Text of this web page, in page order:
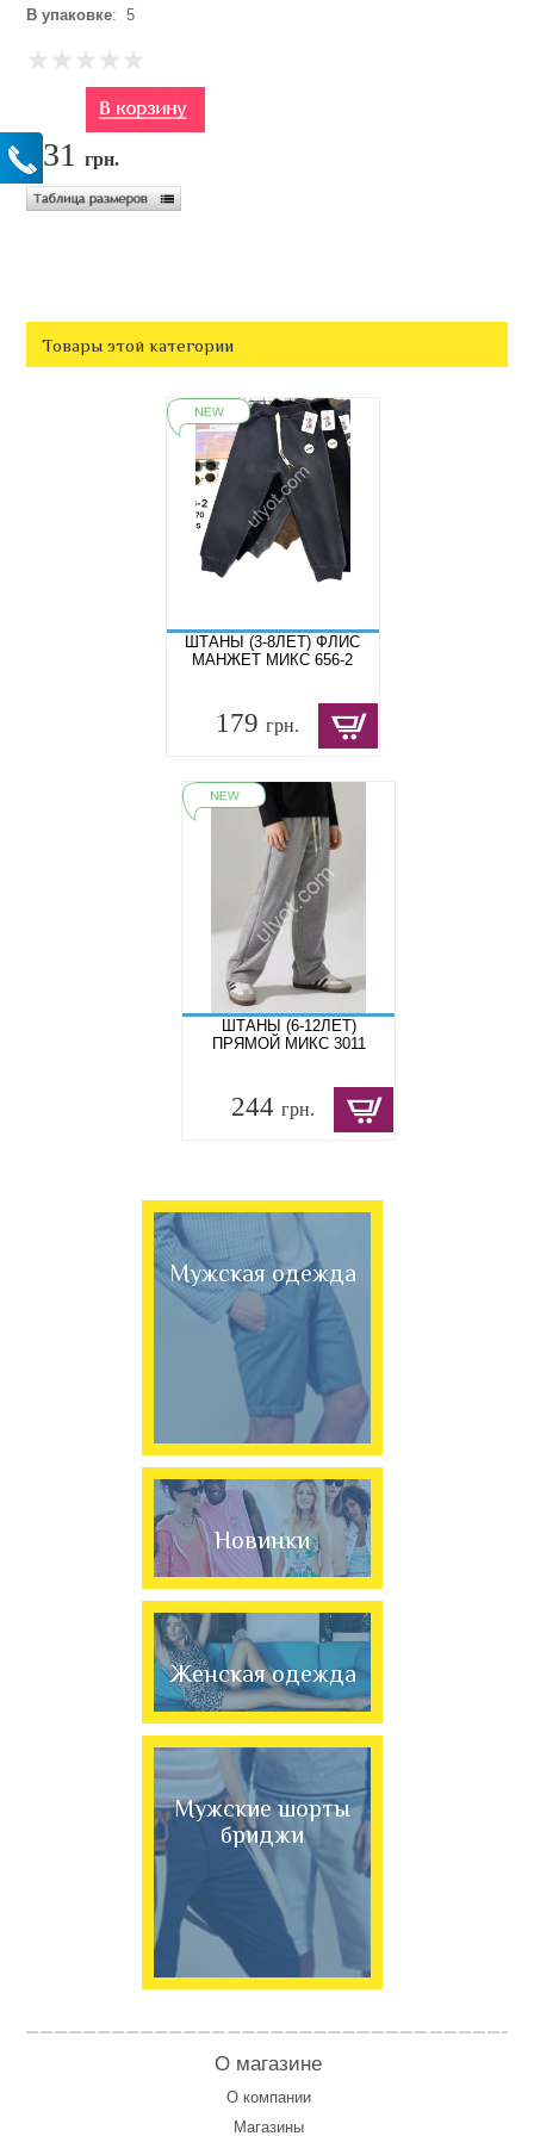
В упаковке: 5
231грн.
Товары этой категории
ШТАНЫ (3-8ЛЕТ) ФЛИС
МАНЖЕТ МИКС 656-2
179 грн.
ШТАНЫ (6-12ЛЕТ)
ПРЯМОЙ МИКС 3011
244 грн.
Мужская одежда
Новинки
Женская одежда
Мужские шорты
бриджи
О магазине
О компании
Магазины